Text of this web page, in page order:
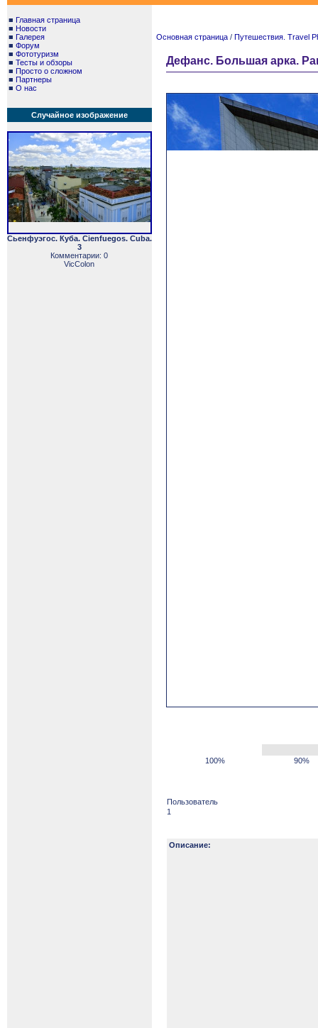
■ Главная страница
■ Новости
■ Галерея
■ Форум
■ Фототуризм
■ Тесты и обзоры
■ Просто о сложном
■ Партнеры
■ О нас
Случайное изображение
Сьенфуэгос. Куба. Cienfuegos. Cuba.
3
Комментарии: 0
VicColon
Основная страница / Путешествия. Travel
Дефанс. Большая арка.
100% 90%
Пользователь
1
Описание: